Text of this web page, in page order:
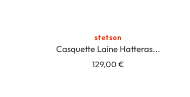
stetson
Casquette Laine Hatteras...
129,00 €